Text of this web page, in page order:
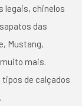
legais, chinelos
das
Mustang,
mais.
de calçados